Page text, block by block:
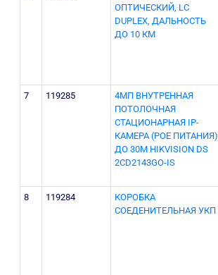
ОПТИЧЕСКИЙ, LC
DUPLEX, ДАЛЬНОСТЬ
ДО 10 КМ
7 119285
4МП ВНУТРЕННАЯ
ПОТОЛОЧНАЯ
СТАЦИОНАРНАЯ IP-
КАМЕРА (POE ПИТАНИЯ)
ДО 30М HIKVISION DS
2CD2143GO-IS
8 119284
КОРОБКА
СОЕДЕНИТЕЛЬНАЯ УКП